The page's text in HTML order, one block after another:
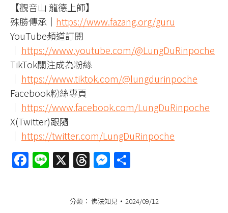
【觀音山 龍德上師】
殊勝傳承｜ https://www.fazang.org/guru
YouTube頻道訂閱
｜ https://www.youtube.com/@LungDuRinpoche
TikTok關注成為粉絲
｜ https://www.tiktok.com/@lungdurinpoche
Facebook粉絲專頁
｜ https://www.facebook.com/LungDuRinpoche
X(Twitter)跟隨
｜ https://twitter.com/LungDuRinpoche
Facebook
Line
X Threads
Messenger
分類： 佛法知見
2024/09/12